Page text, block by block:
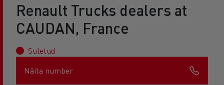
Renault Trucks dealers at
CAUDAN, France
Suletud
Näita number